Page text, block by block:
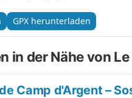
GPX herunterladen
in der Nähe von
Camp d'Argent –